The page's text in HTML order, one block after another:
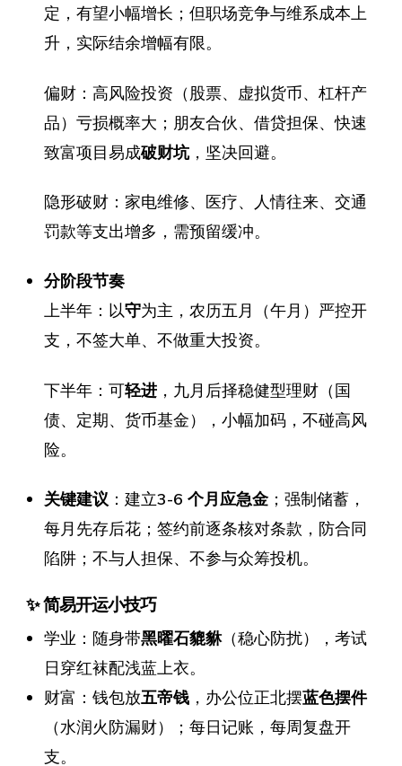
定，有望小幅增长；但职场竞争与维系成本上
升，实际结余增幅有限。
偏财：高风险投资（股票、虚拟货币、杠杆产
品）亏损概率大；朋友合伙、借贷担保、快速
致富项目易成破财坑，坚决回避。
隐形破财：家电维修、医疗、人情往来、交通
罚款等支出增多，需预留缓冲。
分阶段节奏
上半年：以守为主，农历五月（午月）严控开
支，不签大单、不做重大投资。
下半年：可轻进，九月后择稳健型理财（国
债、定期、货币基金），小幅加码，不碰高风
险。
关键建议 ：建立3-6 个月应急金；强制储蓄，
每月先存后花；签约前逐条核对条款，防合同
陷阱；不与人担保、不参与众筹投机。
✨ 简易开运小技巧
学业：随身带黑曜石貔貅（稳心防扰），考试
日穿红袜配浅蓝上衣。
财富：钱包放五帝钱，办公位正北摆蓝色摆件
（水润火防漏财）；每日记账，每周复盘开
支。